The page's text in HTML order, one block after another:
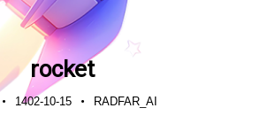
rocket
RADFAR_AI
1402-10-15